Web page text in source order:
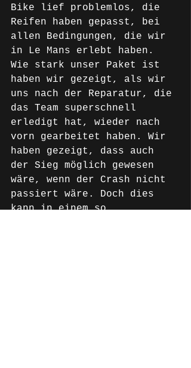
Bike lief problemlos, die
Reifen haben gepasst, bei
allen Bedingungen, die wir
in Le Mans erlebt haben.
Wie stark unser Paket ist
haben wir gezeigt, als wir
uns nach der Reparatur, die
das Team superschnell
erledigt hat, wieder nach
vorn gearbeitet haben. Wir
haben gezeigt, dass auch
der Sieg möglich gewesen
wäre, wenn der Crash nicht
passiert wäre. Doch dies
kann in einem so